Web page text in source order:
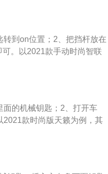
，后悬架是扭力梁式非独
，最大功率是83kw，
到on位置；2、把挡杆放在
。以2021款手动时尚智联
、1462mm，轴距为273
悬架，其搭载1.2t涡轮增压
扭矩是175nm，与其匹配的
面的机械钥匙；2、打开车
2021款时尚版天籁为例，其
轴距为2825mm。2021款